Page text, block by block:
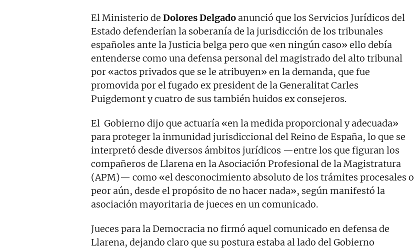
El Ministerio de Dolores Delgado anunció que los Servicios Jurídicos del
Estado defenderían la soberanía de la jurisdicción de los tribunales
españoles ante la Justicia belga pero que «en ningún caso» ello debía
entenderse como una defensa personal del magistrado del alto tribunal
por «actos privados que se le atribuyen» en la demanda, que fue
promovida por el fugado ex president de la Generalitat Carles
Puigdemont y cuatro de sus también huidos ex consejeros.
El Gobierno dijo que actuaría «en la medida proporcional y adecuada»
para proteger la inmunidad jurisdiccional del Reino de España, lo que se
interpretó desde diversos ámbitos jurídicos —entre los que figuran los
compañeros de Llarena en la Asociación Profesional de la Magistratura
(APM)— como «el desconocimiento absoluto de los trámites procesales o
peor aún, desde el propósito de no hacer nada», según manifestó la
asociación mayoritaria de jueces en un comunicado.
Jueces para la Democracia no firmó aquel comunicado en defensa de
Llarena, dejando claro que su postura estaba al lado del Gobierno